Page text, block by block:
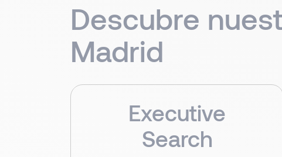
Descubre
Madrid
Executive
Search